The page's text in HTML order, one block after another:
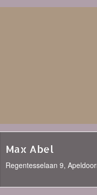
Max Abel
Regentesselaan 9,